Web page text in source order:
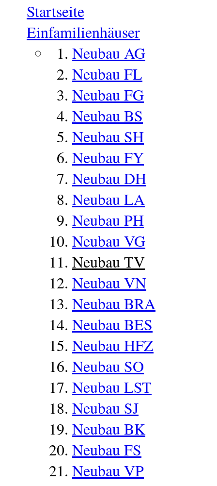
Startseite
Einfamilienhäuser
Neubau AG
Neubau FL
Neubau FG
Neubau BS
Neubau SH
Neubau FY
Neubau DH
Neubau LA
Neubau PH
Neubau VG
Neubau TV
Neubau VN
Neubau BRA
Neubau BES
Neubau HFZ
Neubau SO
Neubau LST
Neubau SJ
Neubau BK
Neubau FS
Neubau VP